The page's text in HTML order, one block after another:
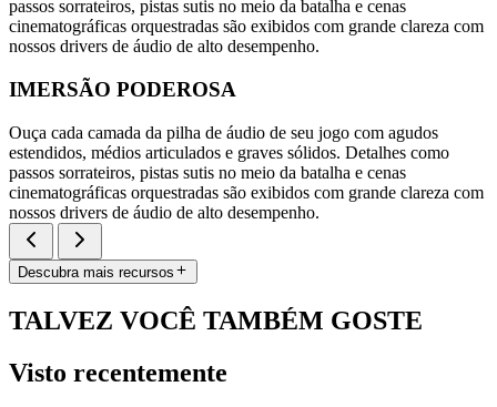
passos sorrateiros, pistas sutis no meio da batalha e cenas
cinematográficas orquestradas são exibidos com grande clareza com
nossos drivers de áudio de alto desempenho.
IMERSÃO PODEROSA
Ouça cada camada da pilha de áudio de seu jogo com agudos
estendidos, médios articulados e graves sólidos. Detalhes como
passos sorrateiros, pistas sutis no meio da batalha e cenas
cinematográficas orquestradas são exibidos com grande clareza com
nossos drivers de áudio de alto desempenho.
Descubra mais recursos
TALVEZ VOCÊ TAMBÉM GOSTE
Visto recentemente